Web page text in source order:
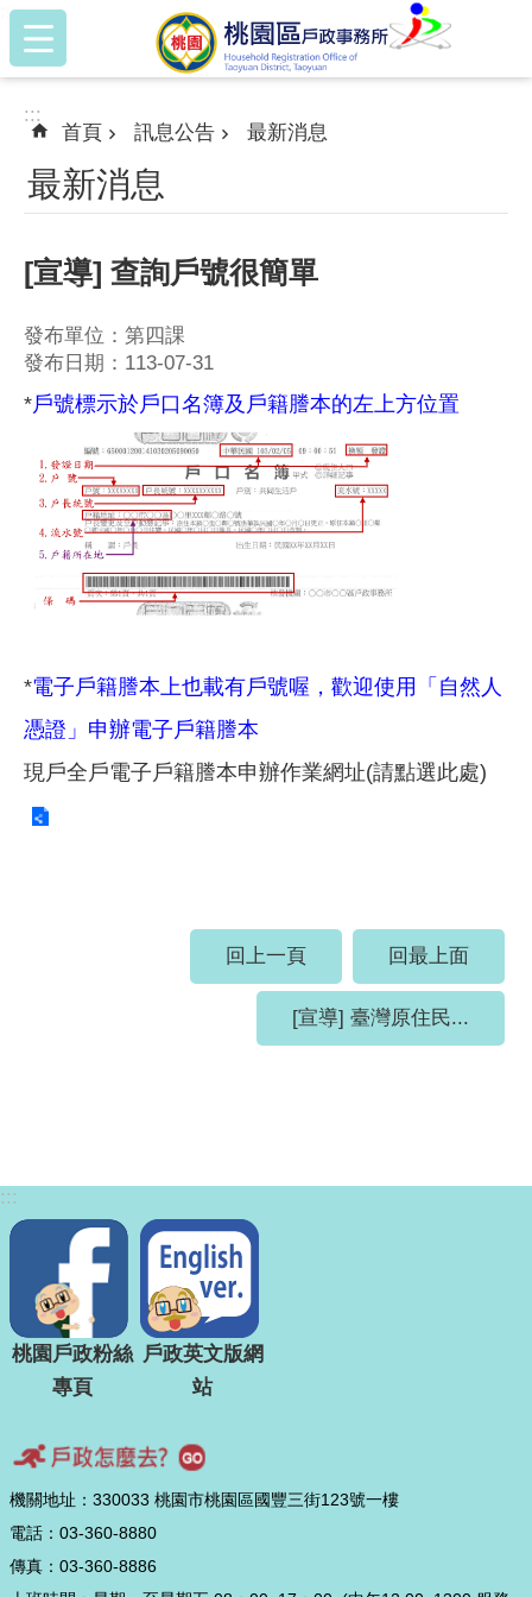
跳到主要內容區塊
:::
:::
首頁 訊息公告 最新消息
最新消息
[宣導] 查詢戶號很簡單
發布單位：第四課
發布日期：113-07-31
*戶號標示於戶口名簿及戶籍謄本的左上方位置
*電子戶籍謄本上也載有戶號喔，歡迎使用「自然人
憑證」申辦電子戶籍謄本
現戶全戶電子戶籍謄本申辦作業網址(請點選此處)
回上一頁 回最上面
[宣導] 臺灣原住民...
:::
桃園戶政粉絲
專頁
戶政英文版網
站
機關地址：330033 桃園市桃園區國豐三街123號一樓
電話：03-360-8880
傳真：03-360-8886